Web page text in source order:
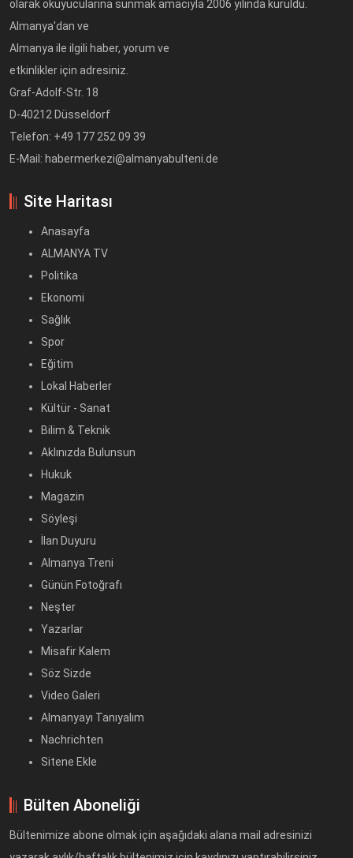
olarak okuyucularına sunmak amacıyla 2006 yılında kuruldu.
Almanya'dan ve
Almanya ile ilgili haber, yorum ve
etkinlikler için adresiniz.
Graf-Adolf-Str. 18
D-40212 Düsseldorf
Telefon: +49 177 252 09 39
E-Mail: habermerkezi@almanyabulteni.de
Site Haritası
Anasayfa
ALMANYA TV
Politika
Ekonomi
Sağlık
Spor
Eğitim
Lokal Haberler
Kültür - Sanat
Bilim & Teknik
Aklınızda Bulunsun
Hukuk
Magazin
Söyleşi
İlan Duyuru
Almanya Treni
Günün Fotoğrafı
Neşter
Yazarlar
Misafir Kalem
Söz Sizde
Video Galeri
Almanyayı Tanıyalım
Nachrichten
Sitene Ekle
Bülten Aboneliği
Bültenimize abone olmak için aşağıdaki alana mail adresinizi